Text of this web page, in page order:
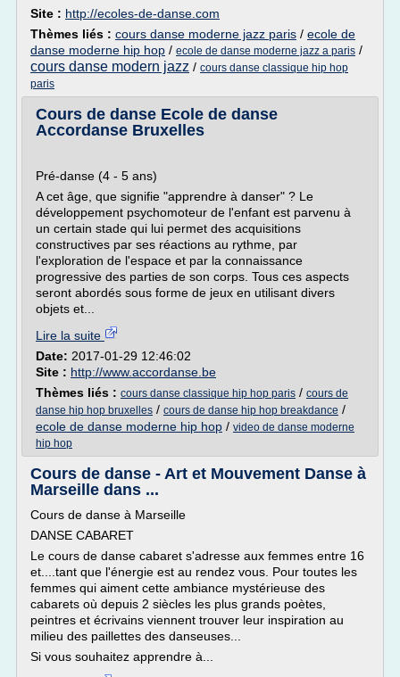
Site : http://ecoles-de-danse.com
Thèmes liés : cours danse moderne jazz paris / ecole de
danse moderne hip hop / ecole de danse moderne jazz a paris /
cours danse modern jazz / cours danse classique hip hop
paris
Cours de danse Ecole de danse
Accordanse Bruxelles
Pré-danse (4 - 5 ans)
A cet âge, que signifie "apprendre à danser" ? Le
développement psychomoteur de l'enfant est parvenu à
un certain stade qui lui permet des acquisitions
constructives par ses réactions au rythme, par
l'exploration de l'espace et par la connaissance
progressive des parties de son corps. Tous ces aspects
seront abordés sous forme de jeux en utilisant divers
objets et...
Lire la suite
Date: 2017-01-29 12:46:02
Site : http://www.accordanse.be
Thèmes liés : cours danse classique hip hop paris / cours de
danse hip hop bruxelles / cours de danse hip hop breakdance /
ecole de danse moderne hip hop / video de danse moderne
hip hop
Cours de danse - Art et Mouvement Danse à
Marseille dans ...
Cours de danse à Marseille
DANSE CABARET
Le cours de danse cabaret s'adresse aux femmes entre 16
et....tant que l'énergie est au rendez vous. Pour toutes les
femmes qui aiment cette ambiance mystérieuse des
cabarets où depuis 2 siècles les plus grands poètes,
peintres et écrivains viennent trouver leur inspiration au
milieu des paillettes des danseuses...
Si vous souhaitez apprendre à...